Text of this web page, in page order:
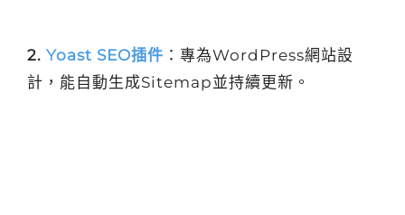
2. Yoast SEO插件 ：專為WordPress網站設
計，能自動生成Sitemap並持續更新。